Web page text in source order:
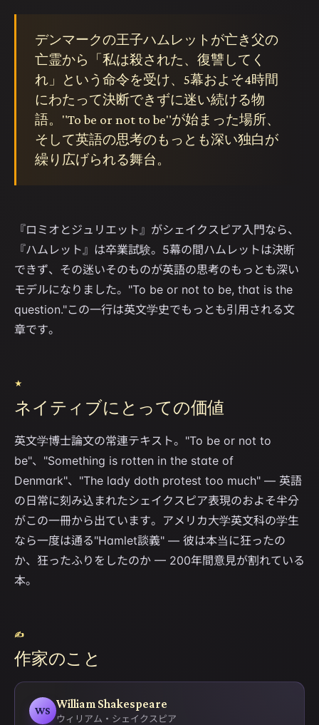
デンマークの王子ハムレットが亡き父の
亡霊から「私は殺された、復讐してく
れ」という命令を受け、5幕およそ4時間
にわたって決断できずに迷い続ける物
語。"To be or not to be"が始まった場所、
そして英語の思考のもっとも深い独白が
繰り広げられる舞台。
『ロミオとジュリエット』がシェイクスピア入門なら、
『ハムレット』は卒業試験。5幕の間ハムレットは決断
できず、その迷いそのものが英語の思考のもっとも深い
モデルになりました。"To be or not to be, that is the
question."この一行は英文学史でもっとも引用される文
章です。
★
ネイティブにとっての価値
英文学博士論文の常連テキスト。"To be or not to
be"、"Something is rotten in the state of
Denmark"、"The lady doth protest too much" — 英語
の日常に刻み込まれたシェイクスピア表現のおよそ半分
がこの一冊から出ています。アメリカ大学英文科の学生
なら一度は通る"Hamlet談義" — 彼は本当に狂ったの
か、狂ったふりをしたのか — 200年間意見が割れている
本。
✍
作家のこと
WS William Shakespeare
ウィリアム・シェイクスピア